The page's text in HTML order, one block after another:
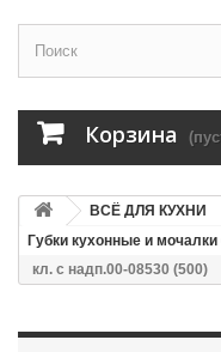
Корзина
ВСЁ ДЛЯ КУХНИ
Губки кухонные и
кл. с надп.00-08530 (500)